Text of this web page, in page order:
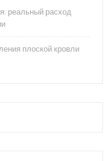
реальный расход
плоской кровли